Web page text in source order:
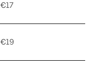
€17
€19